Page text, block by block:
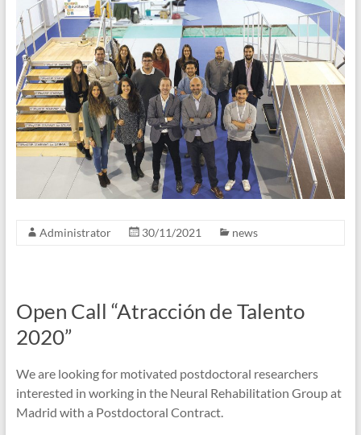
Administrator 30/11/2021 news
Open Call “Atracción de Talento
2020”
We are looking for motivated postdoctoral researchers
interested in working in the Neural Rehabilitation Group at
Madrid with a Postdoctoral Contract.